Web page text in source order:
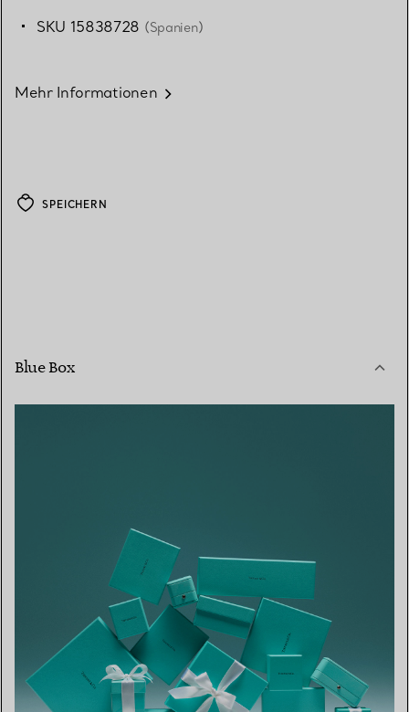
SKU 15838728 (Spanien)
Mehr Informationen
SPEICHERN
Blue Box